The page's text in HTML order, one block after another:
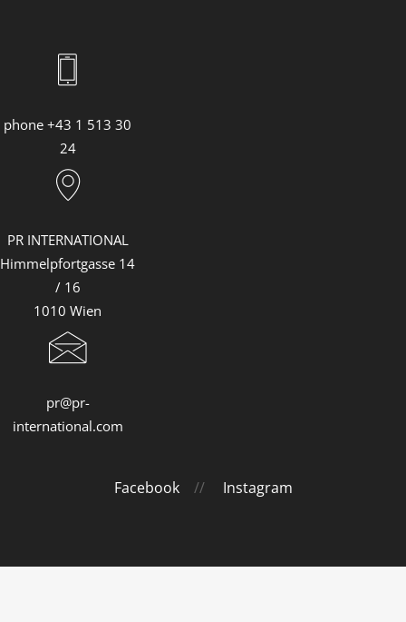
phone +43 1 513 30
24
PR INTERNATIONAL
Himmelpfortgasse 14
/ 16
1010 Wien
pr@pr-
international.com
Facebook// Instagram